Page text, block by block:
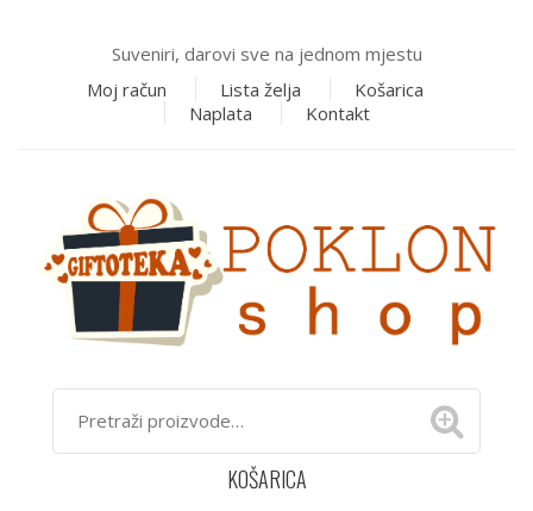
Suveniri, darovi sve na jednom mjestu
Moj račun
Lista želja
Košarica
Naplata
Kontakt
KOŠARICA